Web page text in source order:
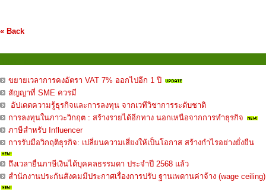
« Back
ขยายเวลาการคงอัตรา VAT 7% ออกไปอีก 1 ปี
สัญญาที่ SME ควรมี
อัปเดตความรู้ธุรกิจและการลงทุน จากเวทีวิชาการระดับชาติ
การลงทุนในภาวะวิกฤต : สร้างรายได้อีกทาง นอกเหนือจากการทำธุรกิจ
ภาษีสำหรับ Influencer
การรับมือวิกฤติธุรกิจ: เปลี่ยนความเสี่ยงให้เป็นโอกาส สร้างกำไรอย่างยั่งยืน
ถึงเวลายื่นภาษีเงินได้บุคคลธรรมดา ประจำปี 2568 แล้ว
สำนักงานประกันสังคมมีประกาศเรื่องการปรับ ฐานเพดานค่าจ้าง (wage ceiling)